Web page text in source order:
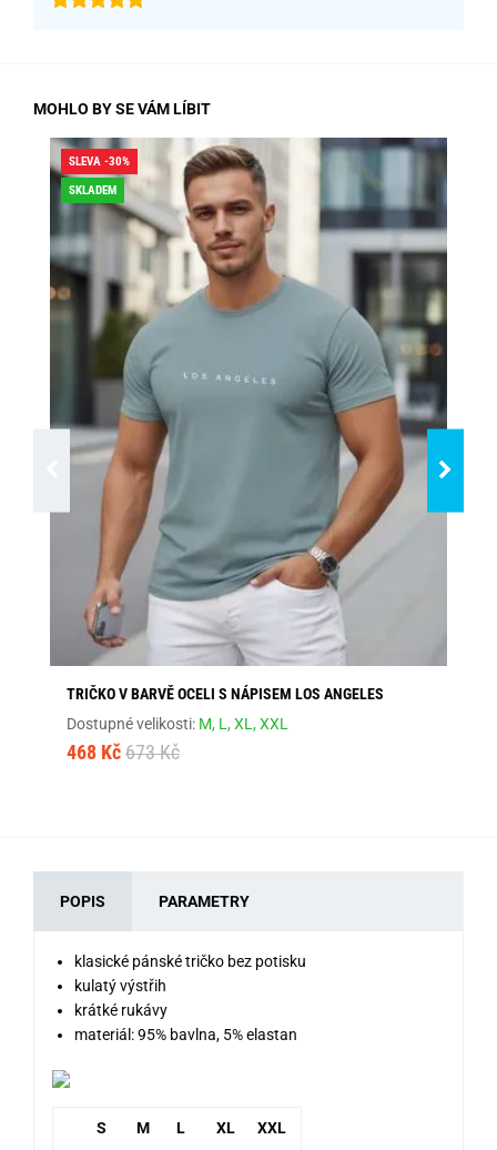
MOHLO BY SE VÁM LÍBIT
SLEVA -30%
SKLADEM
TRIČKO V BARVĚ OCELI S NÁPISEM LOS ANGELES
Dostupné velikosti: M, L,XL,XXL
468 Kč 673 Kč
POPIS PARAMETRY
klasické pánské tričko bez potisku
kulatý výstřih
krátké rukávy
materiál: 95% bavlna, 5% elastan
S M L XL XXL